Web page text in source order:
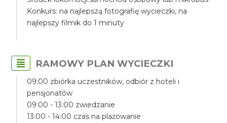
Konkurs: na najlepszą fotografię wycieczki, na
najlepszy filmik do 1 minuty
RAMOWY PLAN WYCIECZKI
09:00 zbiórka uczestników, odbiór z hoteli i
pensjonatów
09:00 - 13:00 zwiedzanie
13:00 - 14:00 czas na plażowanie